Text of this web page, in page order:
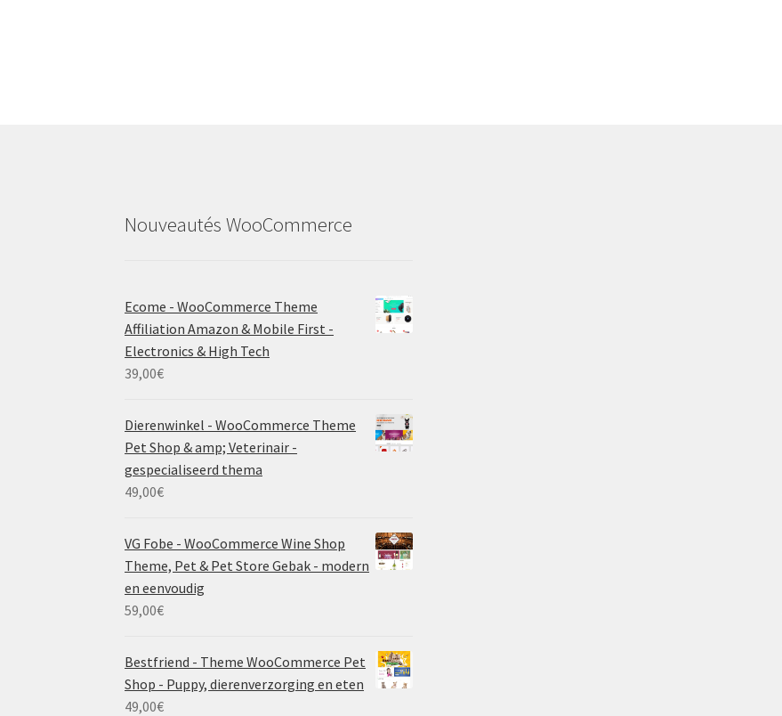
Nouveautés WooCommerce
Ecome - WooCommerce Theme
Affiliation Amazon & Mobile First -
Electronics & High Tech
39,00€
Dierenwinkel - WooCommerce Theme
Pet Shop & amp; Veterinair -
gespecialiseerd thema
49,00€
VG Fobe - WooCommerce Wine Shop
Theme, Pet & Pet Store Gebak - modern
en eenvoudig
59,00€
Bestfriend - Theme WooCommerce Pet
Shop - Puppy, dierenverzorging en eten
49,00€